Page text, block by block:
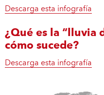
Descarga esta infografía
¿Qué es la “lluvia
cómo sucede?
Descarga esta infografía